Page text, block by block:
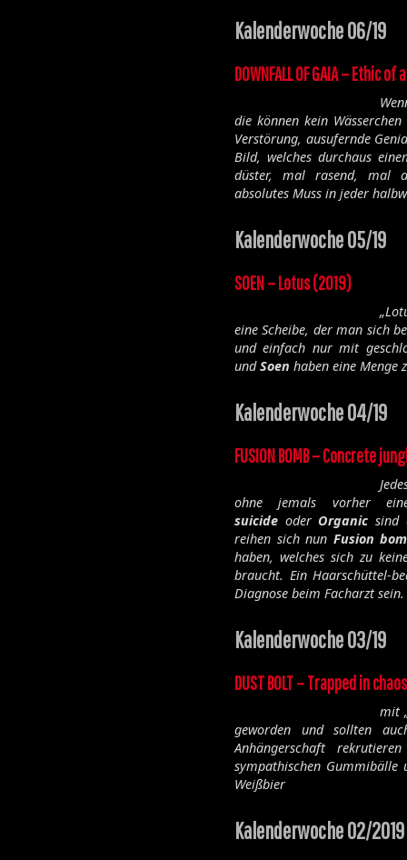
Kalenderwoche 06/19
DOWNFALL OF GAIA – Ethic
die können kein
Verstörung, ausufernde
Bild, welches durchaus
düster, mal rasend, mal
absolutes Muss in jeder
Kalenderwoche 05/19
SOEN – Lotus (2019)
„
eine Scheibe, der man sich
und einfach nur mit
undSoen haben eine Menge
Kalenderwoche 04/19
FUSION BOMB – Concrete
ohne jemals vorher
suicide oder Organic sind
reihen sich nun Fusion
haben, welches sich zu
braucht. Ein Haarschüttel-
Diagnose beim Facharzt sein.
Kalenderwoche 03/19
DUST BOLT – Trapped in
mit
geworden und sollten
Anhängerschaft
sympathischen Gummibälle
Weißbier
Kalenderwoche 02/2019